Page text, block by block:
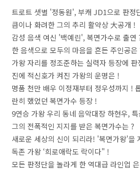
트로트 샛별 '정동원', 부캐 JD1으로 판정
큼이나 화려한 그의 추리 활약상 大공개 !
감성 음색 여신 '백예린', 복면가수로 출연
한 음색으로 모두의 마음을 흔든 주인공은
가왕 자리를 정조준하는 실력자 등장에
진에 적신호가 켜진 가왕의 운명은 !
명품 천만 배우 이정재부터 정우성까지 !
란히 했었던 복면가수 등장 !
9연승 가왕 우리 동네 음악대장 하현우,
그의 전폭적인 지지를 받은 복면가수는 ?
새로운 세상의 신이 되리라! '복면가왕'을
독존 가왕 ‘희로애락도 락이다" !
모든 판정단을 놀라게 한 역대급 라인업